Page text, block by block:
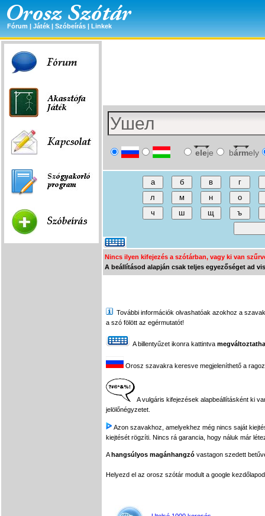
Fórum | Játék | Szóbeírás | Linkek
eleje bármely
Nincs ilyen kifejezés a szótárban, vagy ki van
A beállításod alapján csak teljes egyezőséget ad
További információk olvashatóak azokhoz a
a szó fölött az egérmutatót!
A billentyűzet ikonra kattintva
Orosz szavakra keresve megjeleníthető a
A vulgáris kifejezések alapbeállításként ki
jelölőnégyzetet.
Azon szavakhoz, amelyekhez még nincs saját
kiejtését rögzíti. Nincs rá garancia, hogy náluk már
Ahangsúlyos magánhangzó vastagon szedett
Helyezd el az orosz szótár modult a google